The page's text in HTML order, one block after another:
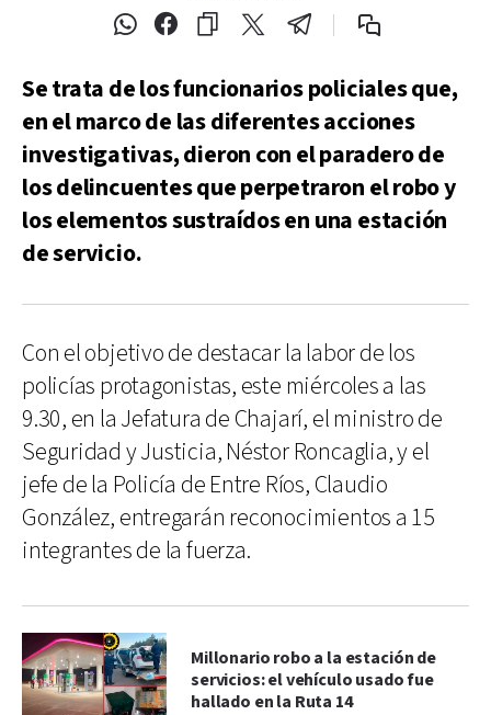
Se trata de los funcionarios policiales que,
en el marco de las diferentes acciones
investigativas, dieron con el paradero de
los delincuentes que perpetraron el robo y
los elementos sustraídos en una estación
de servicio.
Con el objetivo de destacar la labor de los
policías protagonistas, este miércoles a las
9.30, en la Jefatura de Chajarí, el ministro de
Seguridad y Justicia, Néstor Roncaglia, y el
jefe de la Policía de Entre Ríos, Claudio
González, entregarán reconocimientos a 15
integrantes de la fuerza.
Millonario robo a la estación de
servicios: el vehículo usado fue
hallado en la Ruta 14